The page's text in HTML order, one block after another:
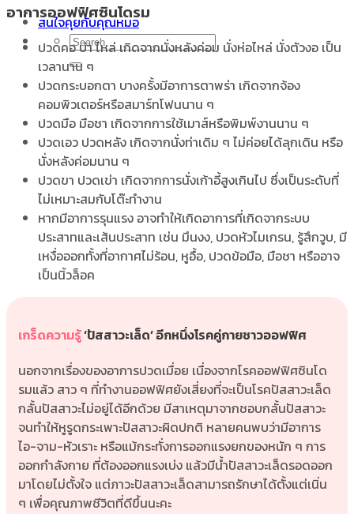
สนใจคุยกับคุณหมอ
อาการออฟฟิศซินโดรม
ปวดคอ บ่า ไหล่ เกิดจากนั่งหลังค่อม นั่งห่อไหล่ นั่งตัวงอ เป็น
เวลานาน ๆ
ปวดกระบอกตา บางครั้งมีอาการตาพร่า เกิดจากจ้อง
คอมพิวเตอร์หรือสมาร์ทโฟนนาน ๆ
ปวดมือ มือชา เกิดจากการใช้เมาส์หรือพิมพ์งานนาน ๆ
ปวดเอว ปวดหลัง เกิดจากนั่งท่าเดิม ๆ ไม่ค่อยได้ลุกเดิน หรือ
นั่งหลังค่อมนาน ๆ
ปวดขา ปวดเข่า เกิดจากการนั่งเก้าอี้สูงเกินไป ซึ่งเป็นระดับที่
ไม่เหมาะสมกับโต๊ะทำงาน
หากมีอาการรุนแรง อาจทำให้เกิดอาการที่เกิดจากระบบ
ประสาทและเส้นประสาท เช่น มึนงง, ปวดหัวไมเกรน, รู้สึกวูบ, มี
เหงื่อออกทั้งที่อากาศไม่ร้อน, หูอื้อ, ปวดข้อมือ, มือชา หรืออาจ
เป็นนิ้วล็อค
เกร็ดความรู้‘ปัสสาวะเล็ด’ อีกหนึ่งโรคคู่กายชาวออฟฟิศ
นอกจากเรื่องของอาการปวดเมื่อย เนื่องจากโรคออฟฟิศซินโด
รมแล้ว สาว ๆ ที่ทำงานออฟฟิศยังเสี่ยงที่จะเป็นโรคปัสสาวะเล็ด
กลั้นปัสสาวะไม่อยู่ได้อีกด้วย มีสาเหตุมาจากชอบกลั้นปัสสาวะ
จนทำให้หูรูดกระเพาะปัสสาวะผิดปกติ หลายคนพบว่ามีอาการ
ไอ-จาม-หัวเราะ หรือแม้กระทั่งการออกแรงยกของหนัก ๆ การ
ออกกำลังกาย ที่ต้องออกแรงเบ่ง แล้วมีน้ำปัสสาวะเล็ดรอดออก
มาโดยไม่ตั้งใจ แต่ภาวะปัสสาวะเล็ดสามารถรักษาได้ตั้งแต่เนิ่น
ๆ เพื่อคุณภาพชีวิตที่ดีขึ้นนะคะ